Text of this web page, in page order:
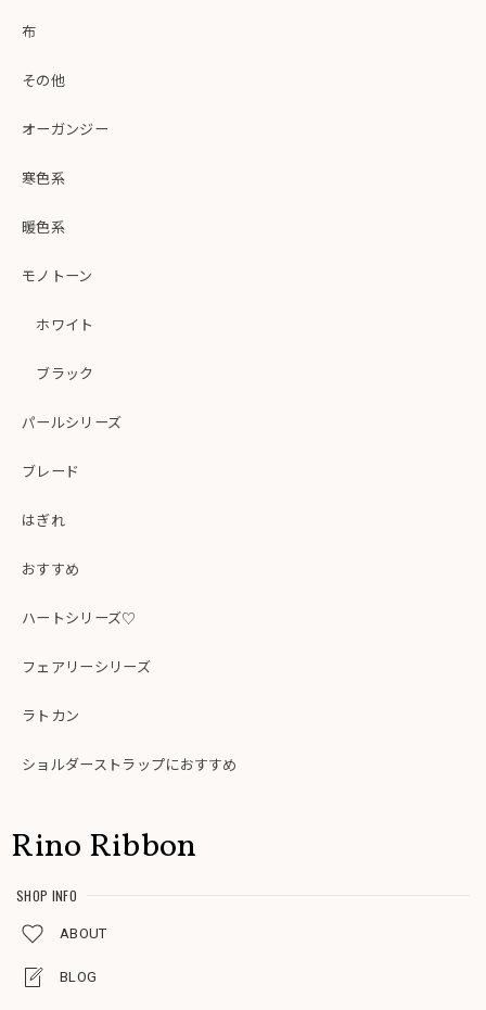
布
その他
オーガンジー
寒色系
暖色系
モノトーン
ホワイト
ブラック
パールシリーズ
ブレード
はぎれ
おすすめ
ハートシリーズ♡
フェアリーシリーズ
ラトカン
ショルダーストラップにおすすめ
Rino Ribbon
SHOP INFO
ABOUT
BLOG